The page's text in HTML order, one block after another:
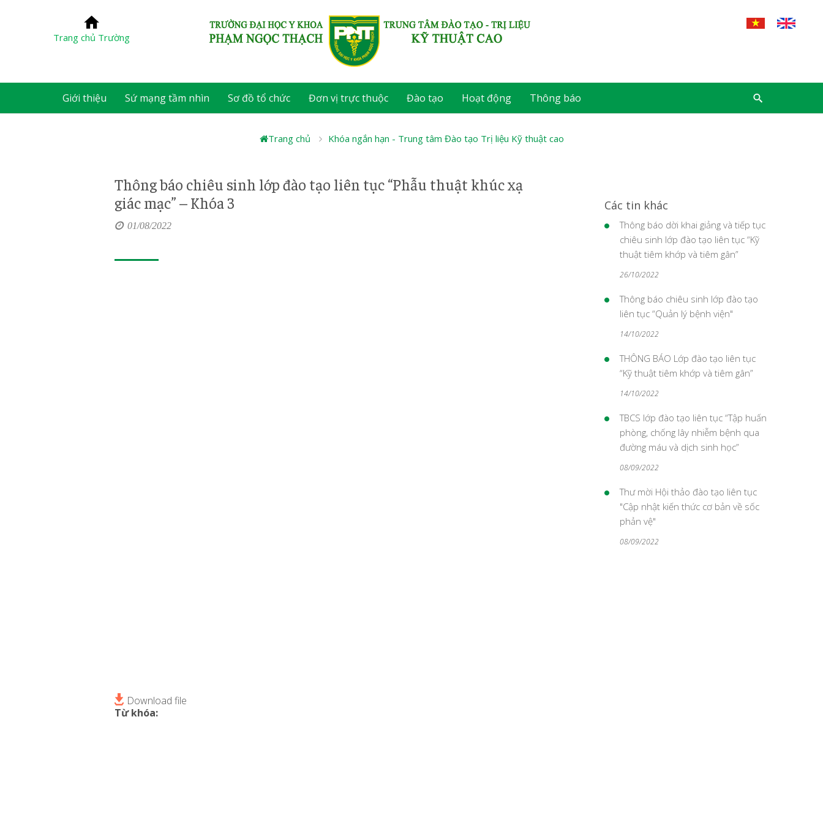
Trang chủ Trường
Giới thiệu Sứ mạng tầm nhìn Sơ đồ tổ chức Đơn vị trực thuộc Đào tạo Hoạt động Thông báo
Trang chủ Khóa ngắn hạn - Trung tâm Đào tạo Trị liệu Kỹ thuật cao
Thông báo chiêu sinh lớp đào tạo liên tục “Phẫu thuật khúc xạ
giác mạc” – Khóa 3
01/08/2022
Download file
Từ khóa:
Các tin khác
Thông báo dời khai giảng và tiếp tục
chiêu sinh lớp đào tạo liên tục “Kỹ
thuật tiêm khớp và tiêm gân”
26/10/2022
Thông báo chiêu sinh lớp đào tạo
liên tục “Quản lý bệnh viện"
14/10/2022
THÔNG BÁO Lớp đào tạo liên tục
“Kỹ thuật tiêm khớp và tiêm gân”
14/10/2022
TBCS ​lớp đào tạo liên tục “Tập huấn
phòng, chống lây nhiễm bệnh qua
đường máu và dịch sinh học”
08/09/2022
Thư mời Hội thảo đào tạo liên tục
"Cập nhật kiến thức cơ bản về sốc
phản vệ"
08/09/2022